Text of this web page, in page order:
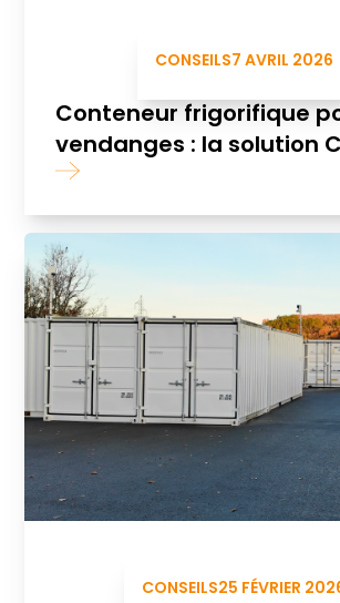
CONSEILS7 AVRIL 2026
Conteneur frigorifique
vendanges : la solution
CONSEILS25 FÉVRIER